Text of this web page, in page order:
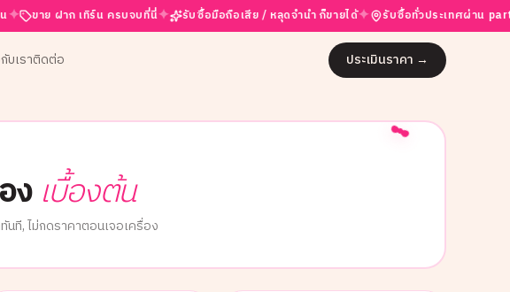
ฝาก เทิร์น ครบจบที่นี่✦ รับซื้อมือถือเสีย / หลุดจำนำ ก็ขายได้✦ รับซื้อทั่วประเทศผ่าน partner✦
บเราติดต่อ ประเมินราคา →
ง เบื้องต้น
ที, ไม่กดราคาตอนเจอเครื่อง